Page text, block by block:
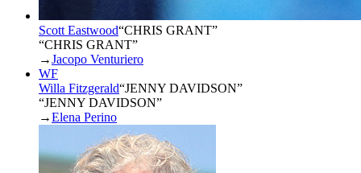
Scott Eastwood“CHRIS GRANT”
“CHRIS GRANT”
→Jacopo Venturiero
WF
Willa Fitzgerald“JENNY DAVIDSON”
“JENNY DAVIDSON”
→Elena Perino